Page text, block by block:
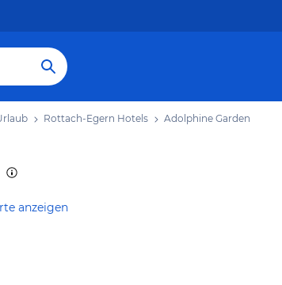
Rottach-Egern Hotels Adolphine Garden
anzeigen